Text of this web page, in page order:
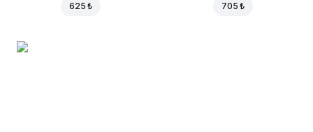
625 ₺ 705 ₺